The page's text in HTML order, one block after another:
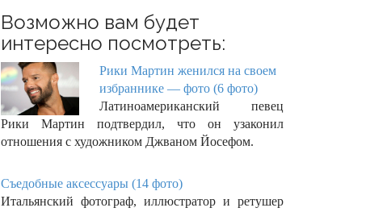
Возможно вам будет
интересно посмотреть:
Рики Мартин женился на своем
избраннике — фото (6 фото)
Латиноамериканский певец
Рики Мартин подтвердил, что он узаконил
отношения с художником Джваном Йосефом.
Съедобные аксессуары (14 фото)
Итальянский фотограф, иллюстратор и ретушер